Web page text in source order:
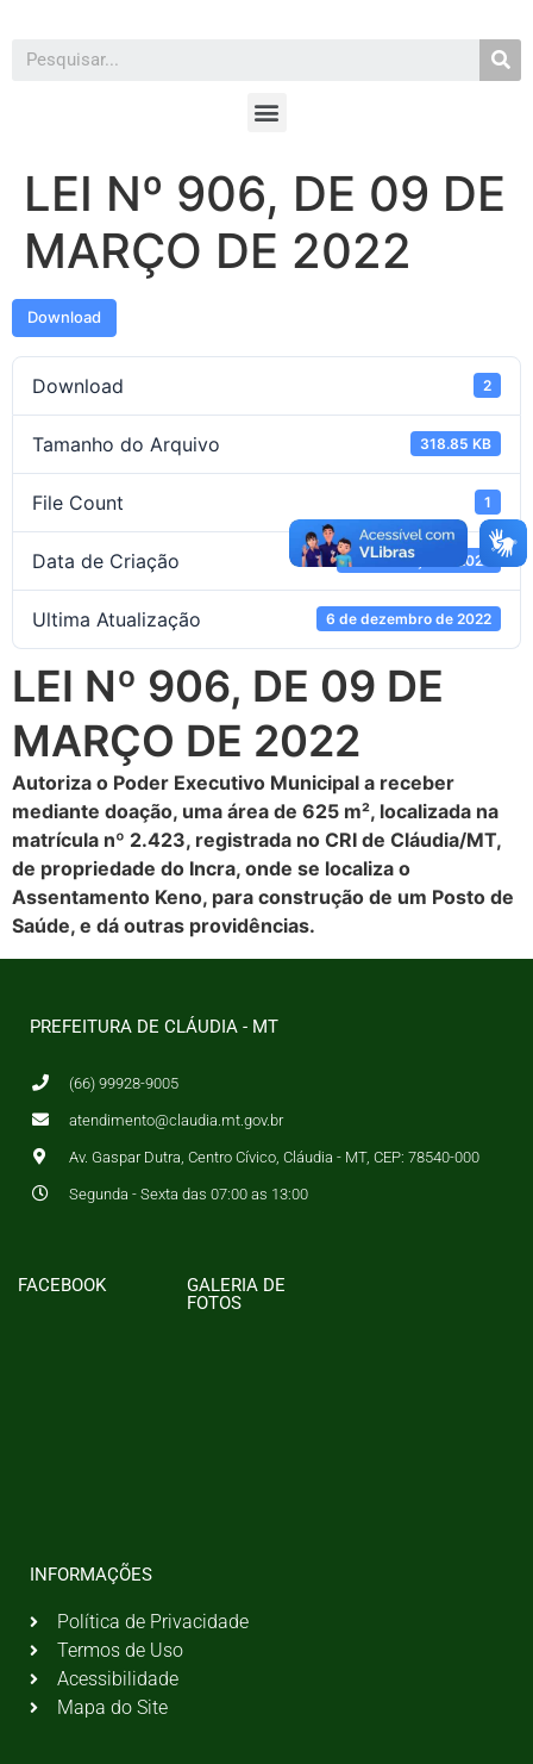
LEI Nº 906, DE 09 DE
MARÇO DE 2022
Download
Download 2
Tamanho do Arquivo 318.85 KB
File Count 1
Data de Criação 10 de março de 2022
Ultima Atualização 6 de dezembro de 2022
LEI Nº 906, DE 09 DE
MARÇO DE 2022
Autoriza o Poder Executivo Municipal a receber
mediante doação, uma área de 625 m², localizada na
matrícula nº 2.423, registrada no CRI de Cláudia/MT,
de propriedade do Incra, onde se localiza o
Assentamento Keno, para construção de um Posto de
Saúde, e dá outras providências.
PREFEITURA DE CLÁUDIA - MT
(66) 99928-9005
atendimento@claudia.mt.gov.br
Av. Gaspar Dutra, Centro Cívico, Cláudia - MT, CEP: 78540-000
Segunda - Sexta das 07:00 as 13:00
FACEBOOK
GALERIA DE
FOTOS
INFORMAÇÕES
Política de Privacidade
Termos de Uso
Acessibilidade
Mapa do Site